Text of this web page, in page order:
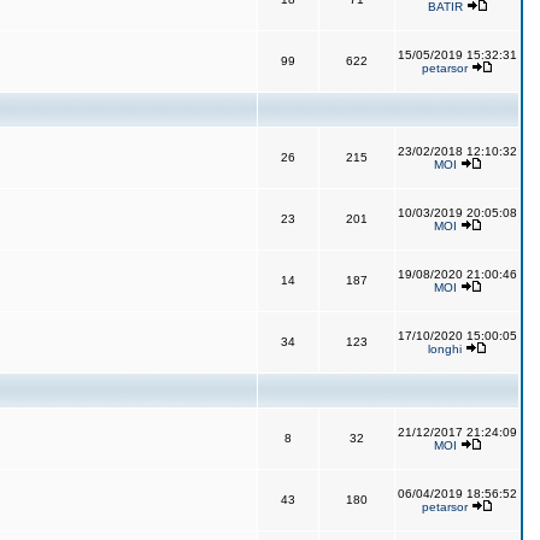
BATIR
99 622
15/05/2019 15:32:31
petarsor
26 215
23/02/2018 12:10:32
MOI
23 201
10/03/2019 20:05:08
MOI
14 187
19/08/2020 21:00:46
MOI
34 123
17/10/2020 15:00:05
longhi
8 32
21/12/2017 21:24:09
MOI
43 180
06/04/2019 18:56:52
petarsor